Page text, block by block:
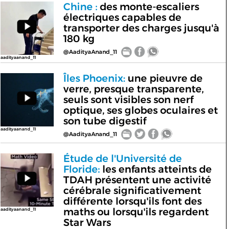
aadityaanand_11
Chine :des monte-escaliers
électriques capables de
transporter des charges jusqu'à
180 kg
@AadityaAnand_11
aadityaanand_11
Îles Phoenix:une pieuvre de
verre, presque transparente,
seuls sont visibles son nerf
optique, ses globes oculaires et
son tube digestif
@AadityaAnand_11
aadityaanand_11
Étude de l'Université de
Floride:les enfants atteints de
TDAH présentent une activité
cérébrale significativement
différente lorsqu'ils font des
maths ou lorsqu'ils regardent
Star Wars